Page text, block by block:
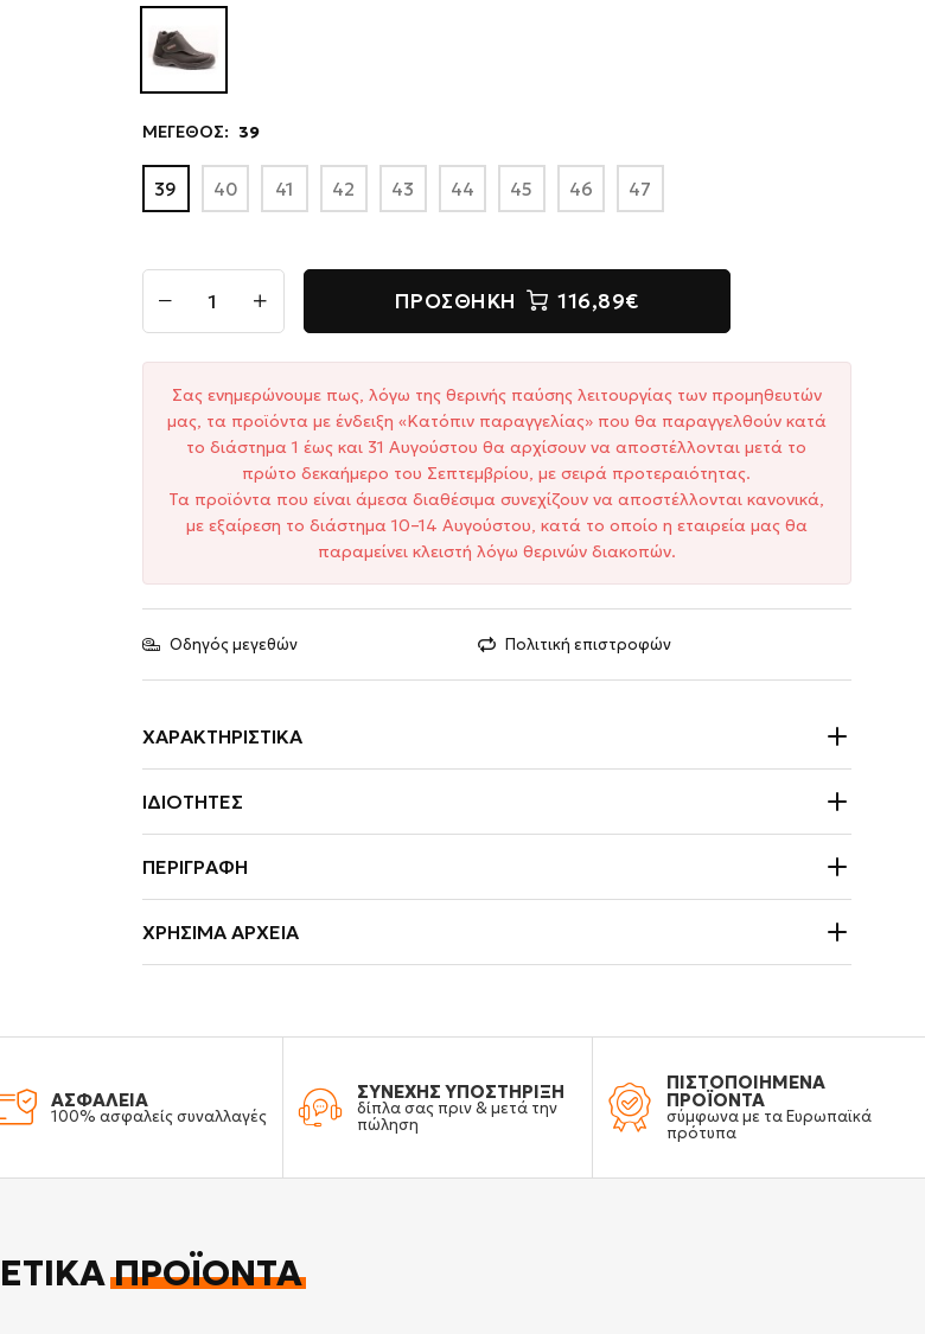
ΜΕΓΕΘΟΣ: 39
39 40 41 42 43 44 45 46 47
ΠΡΟΣΘΉΚΗ 116,89€
Σας ενημερώνουμε πως, λόγω της θερινής παύσης λειτουργίας των προμηθευτών
μας, τα προϊόντα με ένδειξη «Κατόπιν παραγγελίας» που θα παραγγελθούν κατά
το διάστημα 1 έως και 31 Αυγούστου θα αρχίσουν να αποστέλλονται μετά το
πρώτο δεκαήμερο του Σεπτεμβρίου, με σειρά προτεραιότητας.
Τα προϊόντα που είναι άμεσα διαθέσιμα συνεχίζουν να αποστέλλονται κανονικά,
με εξαίρεση το διάστημα 10–14 Αυγούστου, κατά το οποίο η εταιρεία μας θα
παραμείνει κλειστή λόγω θερινών διακοπών.
Οδηγός μεγεθών Πολιτική επιστροφών
ΧΑΡΑΚΤΗΡΙΣΤΙΚΆ
ΙΔΙΌΤΗΤΕΣ
ΠΕΡΙΓΡΑΦΉ
ΧΡΉΣΙΜΑ ΑΡΧΕΊΑ
ΑΣΦΑΛΕΙΑ
100% ασφαλείς συναλλαγές
ΣΥΝΕΧΗΣ ΥΠΟΣΤΗΡΙΞΗ
δίπλα σας πριν & μετά την
πώληση
ΠΙΣΤΟΠΟΙΗΜΕΝΑ
ΠΡΟΪΟΝΤΑ
σύμφωνα με τα Ευρωπαϊκά
πρότυπα
ΠΡΟΪΌΝΤΑ